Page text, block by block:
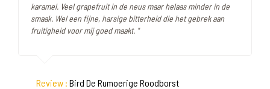
karamel. Veel grapefruit in de neus maar helaas minder in de
smaak. Wel een fijne, harsige bitterheid die het gebrek aan
fruitigheid voor mij goed maakt. "
Review : Bird De Rumoerige Roodborst